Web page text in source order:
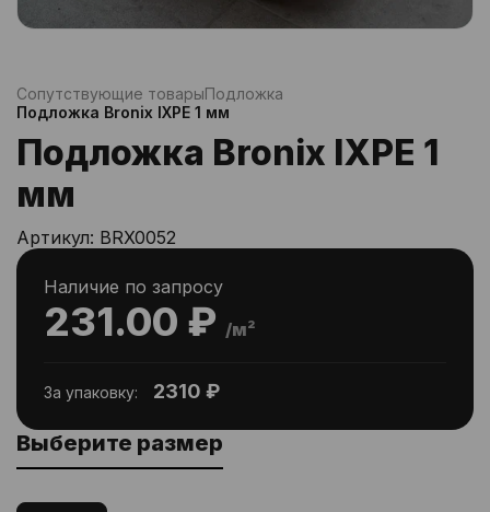
Сопутствующие товарыПодложка
Подложка Bronix IXPE 1 мм
Подложка Bronix IXPE 1
мм
Артикул: BRX0052
231.00 ₽ /м²
Наличие по запросу
За упаковку: 2310 ₽
Выберите размер